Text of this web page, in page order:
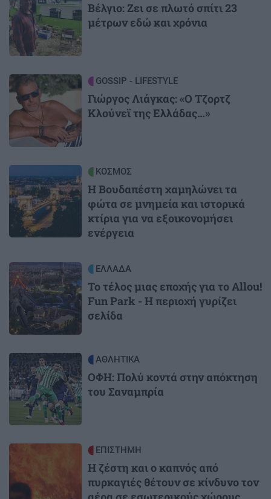
Βέλγιο: Ζει σε πλωτό σπίτι 23
μέτρων εδώ και χρόνια
Image GOSSIP - LIFESTYLE
Γιώργος Λιάγκας: «Ο Τζορτζ
Κλούνεϊ της Ελλάδας…»
ΚΟΣΜΟΣ
Η Βουδαπέστη χαμηλώνει τα
φώτα σε μνημεία και ιστορικά
κτίρια για να εξοικονομήσει
ενέργεια
Image ΕΛΛΑΔΑ
Το τέλος μιας εποχής για το Allou!
Fun Park - Η περιοχή γυρίζει
σελίδα
Image ΑΘΛΗΤΙΚΑ
ΟΦΗ: Πολύ κοντά στην απόκτηση
του Σαναμπρία
ΕΠΙΣΤΗΜΗ
Η ζέστη και ο καπνός από
πυρκαγιές θέτουν σε κίνδυνο τον